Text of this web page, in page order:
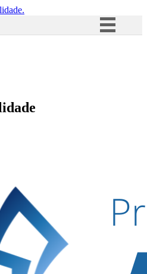
Acesso à informação